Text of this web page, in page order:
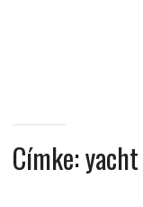
Címke:yacht